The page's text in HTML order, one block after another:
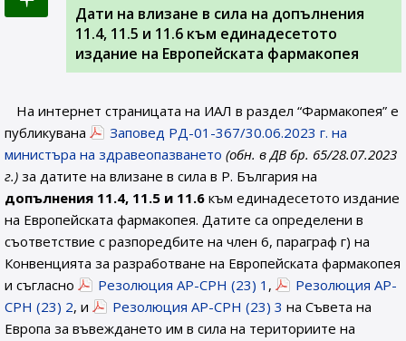
Дати на влизане в сила на допълнения
11.4, 11.5 и 11.6 към единадесетото
издание на Европейската фармакопея
На интернет страницата на ИАЛ в раздел “Фармакопея” е
публикувана
Заповед РД-01-367/30.06.2023 г. на
министъра на здравеопазването (обн. в ДВ бр. 65/28.07.2023
г.) за датите на влизане в сила в Р. България на
допълнения 11.4, 11.5 и 11.6 към единадесетото издание
на Европейската фармакопея. Датите са определени в
съответствие с разпоредбите на член 6, параграф г) на
Конвенцията за разработване на Европейската фармакопея
и съгласно
Резолюция AP-CPH (23) 1 ,
Резолюция AP-
CPH (23) 2, и Резолюция AP-CPH (23) 3 на Съвета на
Европа за въвеждането им в сила на териториите на